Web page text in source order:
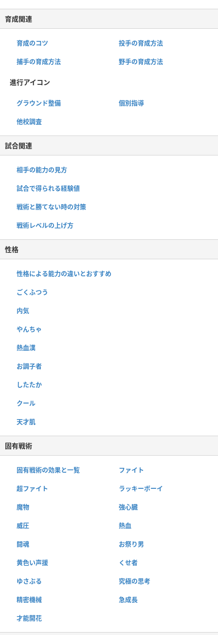
育成関連
育成のコツ 投手の育成方法
捕手の育成方法 野手の育成方法
進行アイコン
グラウンド整備 個別指導
他校調査
試合関連
相手の能力の見方
試合で得られる経験値
戦術と勝てない時の対策
戦術レベルの上げ方
性格
性格による能力の違いとおすすめ
ごくふつう
内気
やんちゃ
熱血漢
お調子者
したたか
クール
天才肌
固有戦術
固有戦術の効果と一覧 ファイト
超ファイト ラッキーボーイ
魔物 強心臓
威圧 熱血
闘魂 お祭り男
黄色い声援 くせ者
ゆさぶる 究極の思考
精密機械 急成長
才能開花